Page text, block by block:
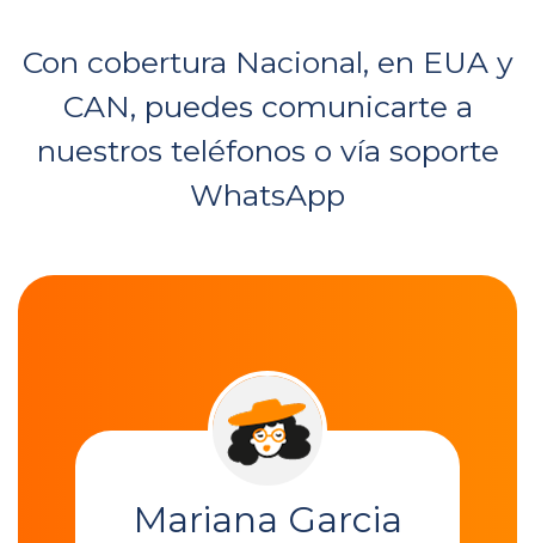
Con cobertura Nacional, en EUA y
CAN, puedes comunicarte a
nuestros teléfonos o vía soporte
WhatsApp
Mariana Garcia